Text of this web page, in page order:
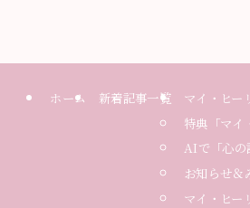
ホーム 新着記事一覧
マイ・ヒー
特典「マイ
AIで「心の
お知らせ＆
マイ・ヒー